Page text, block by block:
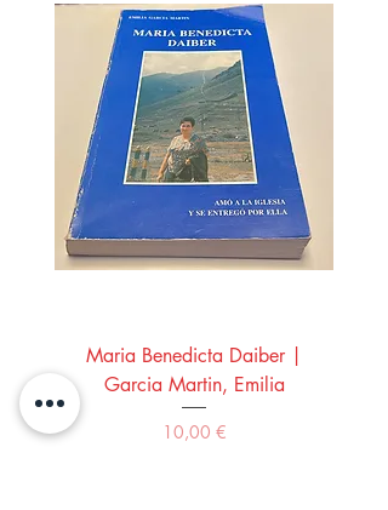
Maria Benedicta Daiber |
Garcia Martin, Emilia
Precio
10,00 €